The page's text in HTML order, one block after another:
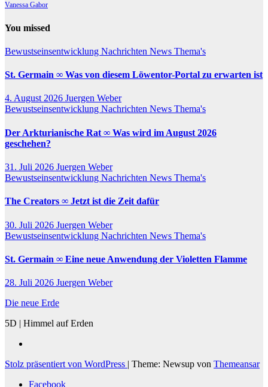
Vanessa Gabor
You missed
Bewustseinsentwicklung Nachrichten News Thema's
St. Germain ∞ Was von diesem Löwentor-Portal zu erwarten ist
4. August 2026 Juergen Weber
Bewustseinsentwicklung Nachrichten News Thema's
Der Arkturianische Rat ∞ Was wird im August 2026
geschehen?
31. Juli 2026 Juergen Weber
Bewustseinsentwicklung Nachrichten News Thema's
The Creators ∞ Jetzt ist die Zeit dafür
30. Juli 2026 Juergen Weber
Bewustseinsentwicklung Nachrichten News Thema's
St. Germain ∞ Eine neue Anwendung der Violetten Flamme
28. Juli 2026 Juergen Weber
Die neue Erde
5D | Himmel auf Erden
Stolz präsentiert von WordPress | Theme: Newsup von Themeansar
Facebook